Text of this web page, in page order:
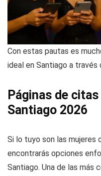
Con estas pautas es
ideal en Santiago a
Páginas de
Santiago 2026
Si lo tuyo son las mujeres
encontrarás opciones
Santiago. Una de las más